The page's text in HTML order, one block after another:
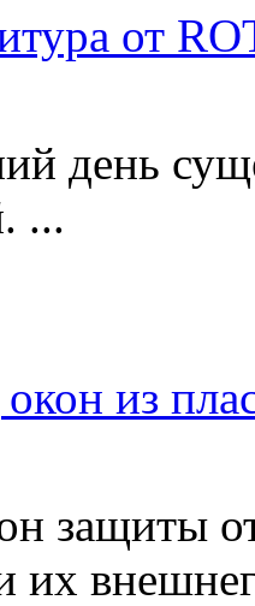
от
день
...
из
защиты
их